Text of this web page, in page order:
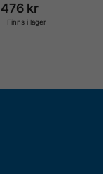
476 kr
Finns i lager